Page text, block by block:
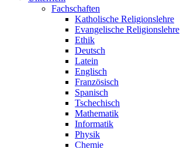
Fachschaften
Katholische Religionslehre
Evangelische Religionslehre
Ethik
Deutsch
Latein
Englisch
Französisch
Spanisch
Tschechisch
Mathematik
Informatik
Physik
Chemie